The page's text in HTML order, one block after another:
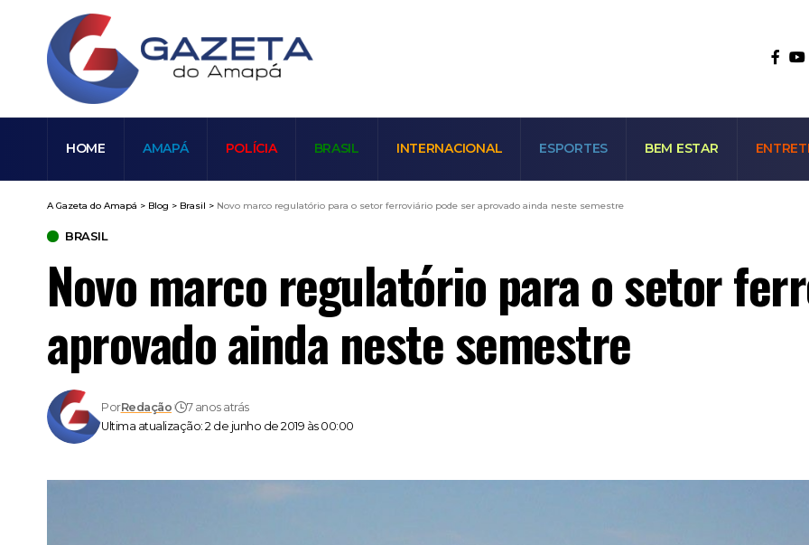
HOME AMAPÁ POLÍCIA BRASIL INTERNACIONAL ESPORTES BEM ESTAR
A Gazeta do Amapá > Blog > Brasil > Novo marco regulatório para o setor ferroviário pode ser aprovado ainda neste semestre
BRASIL
Novo marco regulatório para o setor
aprovado ainda neste semestre
Ultima atualização: 2 de junho de 2019 às 00:00
PorRedação 7 anos atrás